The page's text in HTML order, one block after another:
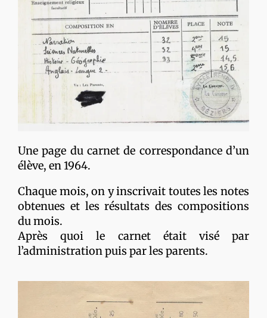
Une page du carnet de correspondance d’un
élève, en 1964.
Chaque mois, on y inscrivait toutes les notes
obtenues et les résultats des compositions
du mois.
Après quoi le carnet était visé par
l’administration puis par les parents.